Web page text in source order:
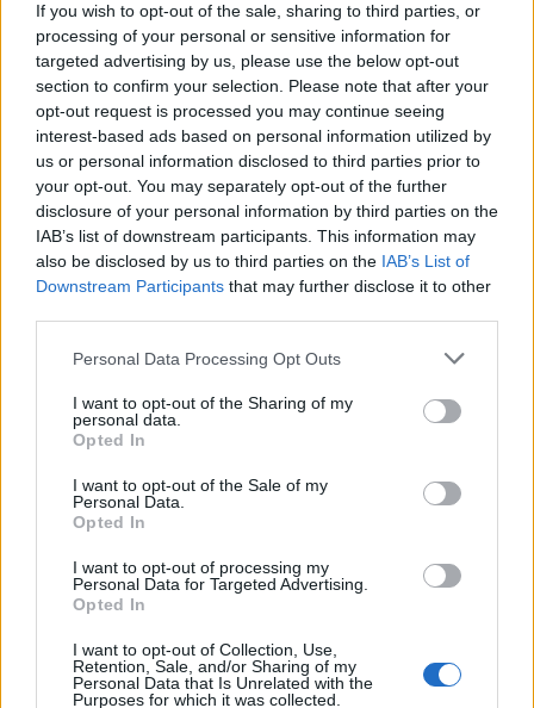
If you wish to opt-out of the sale, sharing to third parties, or
processing of your personal or sensitive information for
targeted advertising by us, please use the below opt-out
section to confirm your selection. Please note that after your
opt-out request is processed you may continue seeing
interest-based ads based on personal information utilized by
us or personal information disclosed to third parties prior to
your opt-out. You may separately opt-out of the further
disclosure of your personal information by third parties on the
IAB’s list of downstream participants. This information may
also be disclosed by us to third parties on the IAB’s List of
Downstream Participants that may further disclose it to other
Please note that this website/app uses one or more Google
not limited to your visit or usage behaviour. You may click to
grant or deny consent to Google and its third-party tags to
use your data for below specified purposes in below Google
consent section.
Personal Data Processing Opt Outs
I want to opt-out of the Sharing of my
personal data.
Opted In
I want to opt-out of the Sale of my
Personal Data.
Opted In
I want to opt-out of processing my
Personal Data for Targeted Advertising.
Opted In
I want to opt-out of Collection, Use,
Retention, Sale, and/or Sharing of my
Personal Data that Is Unrelated with the
Purposes for which it was collected.
διαμαρτυρίας στη διεύθυνση του σούπερ μάρκετ,
ζητώντας περισσότερη κατανόηση σε τέτοιες
περιπτώσεις. Η διοίκηση του καταστήματος, με
ανακοίνωσή της, μίλησε για εσωτερική έρευνα και
ζήτησε συγγνώμη από την πελάτισσα, ωστόσο το
περιστατικό άφησε στη μητέρα ένα έντονο αίσθημα
προσβολής.